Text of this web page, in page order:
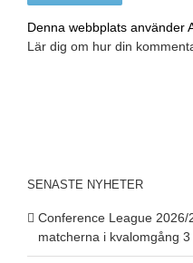
Denna webbplats använder
Lär dig om hur din
SENASTE NYHETER
Conference League
matcherna i kvalomgång 3